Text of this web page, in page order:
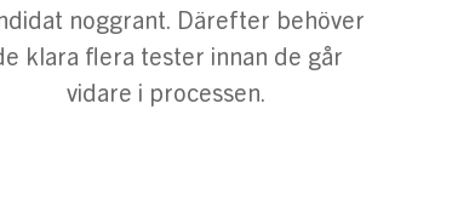
noggrant. Därefter behöver
klara flera tester innan de går
vidare i processen.